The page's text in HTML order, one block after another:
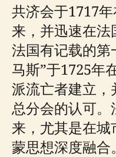
共济会于1717
来，并迅速在法
法国有记载的第
马斯”于1725年
派流亡者建立，
总分会的认可。
来，尤其是在
蒙思想深度融合。